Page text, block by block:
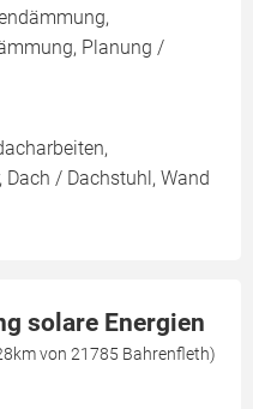
Planung /
/ Dachstuhl, Wand
solare Energien
von 21785 Bahrenfleth)